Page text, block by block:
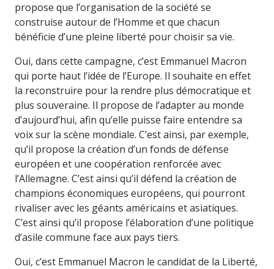
propose que l’organisation de la société se
construise autour de l’Homme et que chacun
bénéficie d’une pleine liberté pour choisir sa vie.
Oui, dans cette campagne, c’est Emmanuel Macron
qui porte haut l’idée de l’Europe. Il souhaite en effet
la reconstruire pour la rendre plus démocratique et
plus souveraine. Il propose de l’adapter au monde
d’aujourd’hui, afin qu’elle puisse faire entendre sa
voix sur la scène mondiale. C’est ainsi, par exemple,
qu’il propose la création d’un fonds de défense
européen et une coopération renforcée avec
l’Allemagne. C’est ainsi qu’il défend la création de
champions économiques européens, qui pourront
rivaliser avec les géants américains et asiatiques.
C’est ainsi qu’il propose l’élaboration d’une politique
d’asile commune face aux pays tiers.
Oui, c’est Emmanuel Macron le candidat de la Liberté,